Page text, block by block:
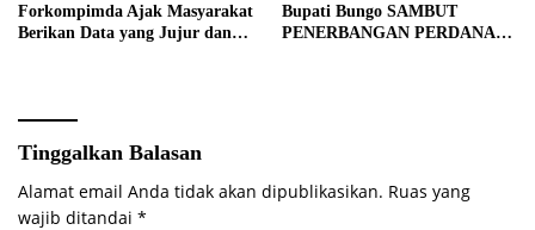
Forkompimda Ajak Masyarakat
Berikan Data yang Jujur dan
Bupati Bungo SAMBUT
PENERBANGAN PERDANA
Tinggalkan Balasan
Alamat email Anda tidak akan dipublikasikan. Ruas yang
wajib ditandai *